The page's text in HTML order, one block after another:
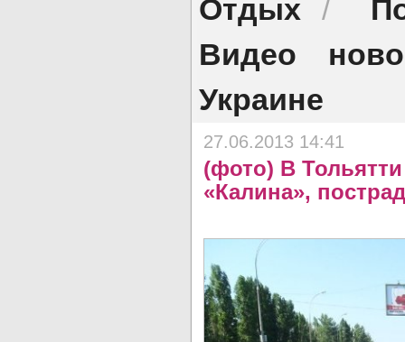
/
Видео
Украине
27.06.2013 14:41
(фото) В
«Калина»,